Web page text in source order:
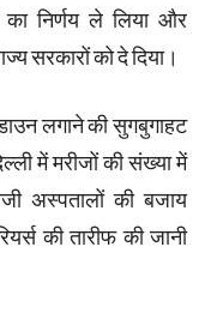
निर्णय ले लिया और
सरकारों को दे दिया।
लगाने की सुगबुगाहट
में मरीजों की संख्या में
अस्पतालों की बजाय
की तारीफ की जानी